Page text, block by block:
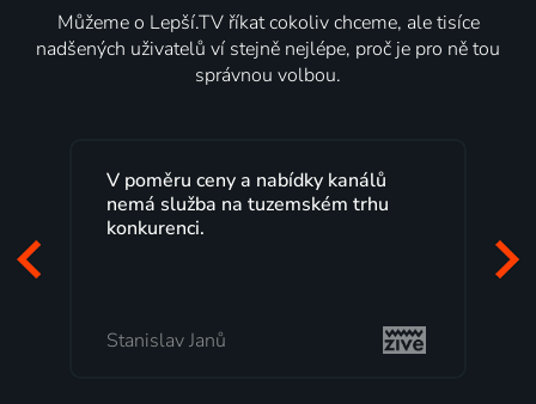
Můžeme o Lepší.TV říkat cokoliv chceme, ale tisíce
nadšených uživatelů ví stejně nejlépe, proč je pro ně tou
správnou volbou.
V poměru ceny a nabídky kanálů
nemá služba na tuzemském trhu
konkurenci.
Stanislav Janů
mi